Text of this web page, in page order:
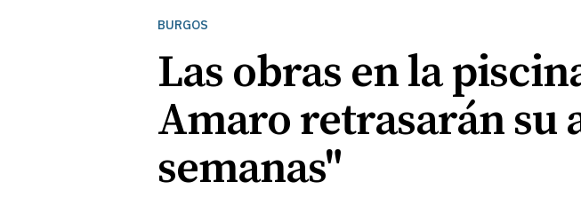
BURGOS
Las obras en la
Amaro retrasarán su
semanas"